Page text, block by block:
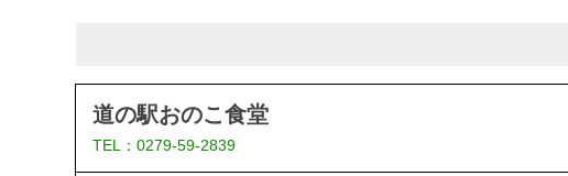
道の駅おのこ食堂
TEL：0279-59-2839